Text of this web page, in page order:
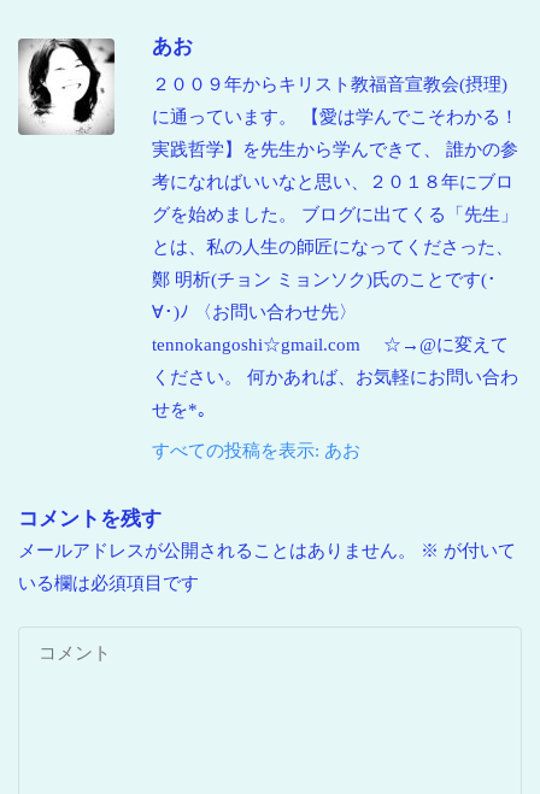
あお
２００９年からキリスト教福音宣教会(摂理)
に通っています。 【愛は学んでこそわかる！
実践哲学】を先生から学んできて、 誰かの参
考になればいいなと思い、２０１８年にブロ
グを始めました。 ブログに出てくる「先生」
とは、私の人生の師匠になってくださった、
鄭 明析(チョン ミョンソク)氏のことです(･
∀･)ﾉ 〈お問い合わせ先〉
tennokangoshi☆gmail.com ☆→@に変えて
ください。 何かあれば、お気軽にお問い合わ
せを*｡
すべての投稿を表示: あお
コメントを残す
メールアドレスが公開されることはありません。 ※ が付いて
いる欄は必須項目です